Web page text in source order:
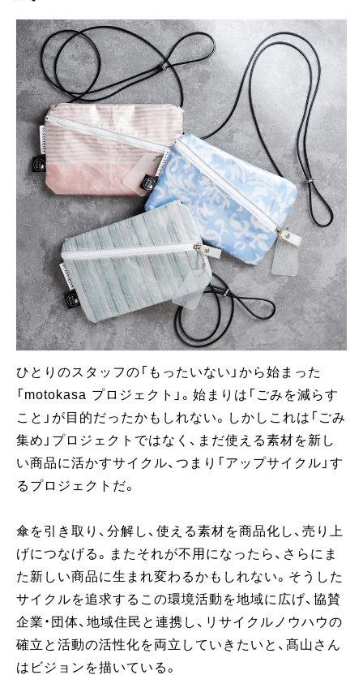
ひとりのスタッフの「もったいない」から始まった
「motokasa プロジェクト」。始まりは「ごみを減らす
こと」が目的だったかもしれない。しかしこれは「ごみ
集め」プロジェクトではなく、まだ使える素材を新し
い商品に活かすサイクル、つまり「アップサイクル」す
るプロジェクトだ。
傘を引き取り、分解し、使える素材を商品化し、売り上
げにつなげる。またそれが不用になったら、さらにま
た新しい商品に生まれ変わるかもしれない。そうした
サイクルを追求するこの環境活動を地域に広げ、協賛
企業・団体、地域住民と連携し、リサイクルノウハウの
確立と活動の活性化を両立していきたいと、髙山さん
はビジョンを描いている。